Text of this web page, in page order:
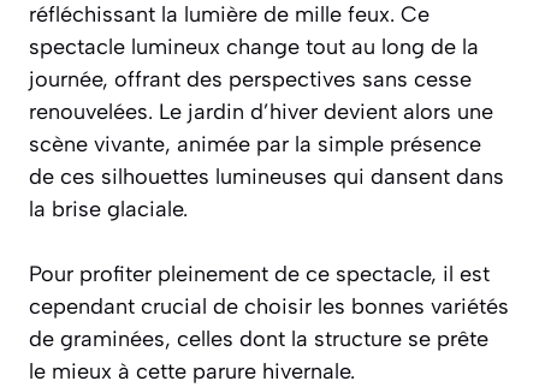
réfléchissant la lumière de mille feux. Ce
spectacle lumineux change tout au long de la
journée, offrant des perspectives sans cesse
renouvelées. Le jardin d’hiver devient alors une
scène vivante, animée par la simple présence
de ces silhouettes lumineuses qui dansent dans
la brise glaciale.
Pour profiter pleinement de ce spectacle, il est
cependant crucial de choisir les bonnes variétés
de graminées, celles dont la structure se prête
le mieux à cette parure hivernale.